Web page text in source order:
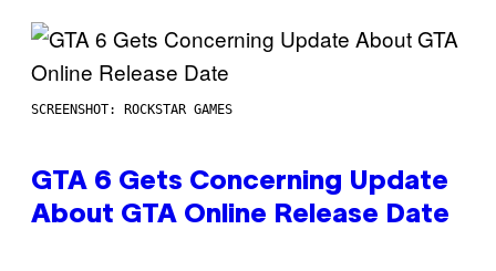
SCREENSHOT: ROCKSTAR GAMES
GTA 6 Gets Concerning Update
About GTA Online Release Date